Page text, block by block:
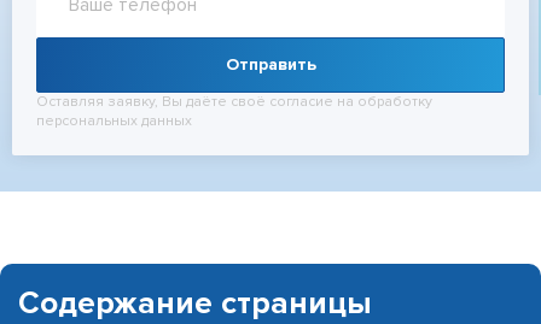
Отправить
Оставляя заявку, Вы даёте своё согласие на обработку
персональных данных
Содержание страницы